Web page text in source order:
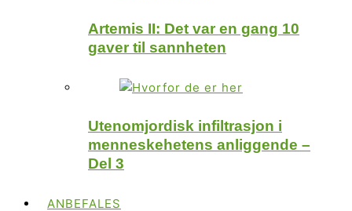
Artemis II: Det var en gang 10
gaver til sannheten
Utenomjordisk infiltrasjon i
menneskehetens anliggende –
Del 3
ANBEFALES